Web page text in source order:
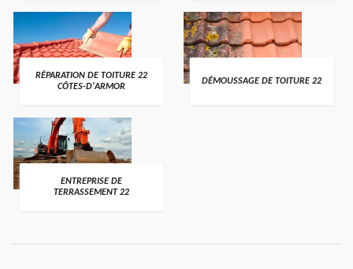
RÉPARATION DE TOITURE 22
CÔTES-D'ARMOR
DÉMOUSSAGE DE TOITURE 22
ENTREPRISE DE
TERRASSEMENT 22